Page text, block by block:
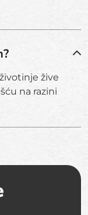
žive
na razini